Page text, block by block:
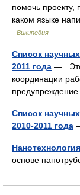
помочь проекту,
каком языке
Википедия
Список
2011 года — Это
координации
Список
2010-2011 года
Нанотехнология
основе